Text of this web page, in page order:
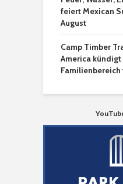
feiert Mexican
August
Camp Timber
America
Familienbereich